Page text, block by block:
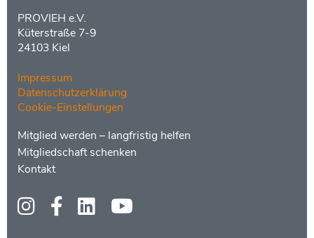
PROVIEH e.V.
Küterstraße 7-9
24103 Kiel
Impressum
Datenschutzerklärung
Cookie-Einstellungen
Menüs
Footer
2
Mitglied werden – langfristig helfen
Mitgliedschaft schenken
Kontakt
Social
Media